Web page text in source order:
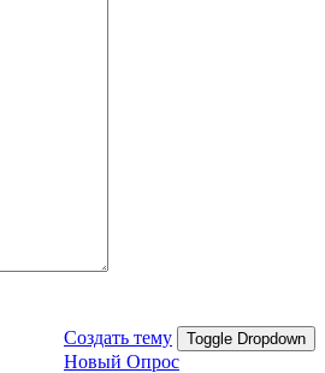
Создать тему Toggle Dropdown
Новый Опрос